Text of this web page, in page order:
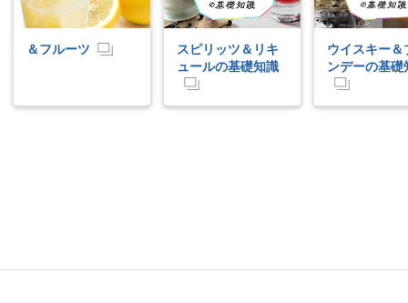
＆フルーツ
スピリッツ＆リキ
ュールの基礎知識
ウイスキー＆
ンデーの基礎